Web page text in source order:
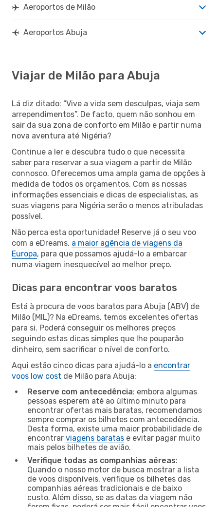
Aeroportos de Milão
Aeroportos Abuja
Viajar de Milão para Abuja
Lá diz ditado: “Vive a vida sem desculpas, viaja sem
arrependimentos”. De facto, quem não sonhou em
sair da sua zona de conforto em Milão e partir numa
nova aventura até Nigéria?
Continue a ler e descubra tudo o que necessita
saber para reservar a sua viagem a partir de Milão
connosco. Oferecemos uma ampla gama de opções à
medida de todos os orçamentos. Com as nossas
informações essenciais e dicas de especialistas, as
suas viagens para Nigéria serão o menos atribuladas
possível.
Não perca esta oportunidade! Reserve já o seu voo
com a eDreams, a maior agência de viagens da
Europa, para que possamos ajudá-lo a embarcar
numa viagem inesquecível ao melhor preço.
Dicas para encontrar voos baratos
Está à procura de voos baratos para Abuja (ABV) de
Milão (MIL)? Na eDreams, temos excelentes ofertas
para si. Poderá conseguir os melhores preços
seguindo estas dicas simples que lhe pouparão
dinheiro, sem sacrificar o nível de conforto.
Aqui estão cinco dicas para ajudá-lo a encontrar
voos low cost de Milão para Abuja:
Reserve com antecedência: embora algumas
pessoas esperem até ao último minuto para
encontrar ofertas mais baratas, recomendamos
sempre comprar os bilhetes com antecedência.
Desta forma, existe uma maior probabilidade de
encontrar viagens baratas e evitar pagar muito
mais pelos bilhetes de avião.
Verifique todas as companhias aéreas:
Quando o nosso motor de busca mostrar a lista
de voos disponíveis, verifique os bilhetes das
companhias aéreas tradicionais e de baixo
custo. Além disso, se as datas da viagem não